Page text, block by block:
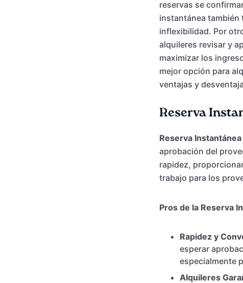
reservas se
instantánea
inflexibilidad. Por
alquileres revisar y
maximizar los
mejor opción para
ventajas y
Reserva
Reserva Instantánea
aprobación del
rapidez,
trabajo para los
Pros de la Reserva
Rapidez y
esperar
especialmente
Alquileres